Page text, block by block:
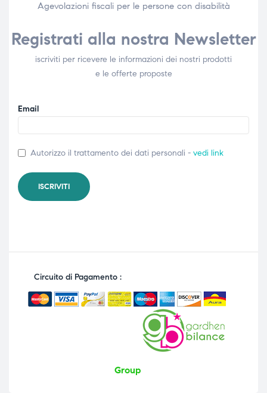
Agevolazioni fiscali per le persone con disabilità​
Registrati alla nostra Newsletter
iscriviti per ricevere le informazioni dei nostri prodotti
e le offerte proposte
Email
Autorizzo il trattamento dei dati personali - vedi link
Circuito di Pagamento :
Group